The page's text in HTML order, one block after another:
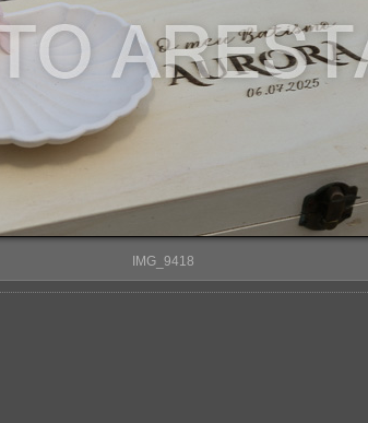
IMG_9418